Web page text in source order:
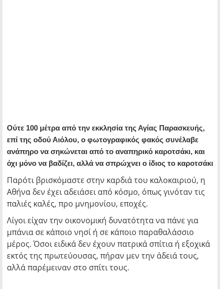
Ούτε 100 μέτρα από την εκκλησία της Αγίας Παρασκευής,
επί της οδού Αιόλου, ο φωτογραφικός φακός συνέλαβε
ανάπηρο να σηκώνεται από το αναπηρικό καροτσάκι, και
όχι μόνο να βαδίζει, αλλά να σπρώχνει ο ίδιος το καροτσάκι
Παρότι βρισκόμαστε στην καρδιά του καλοκαιριού, η
Αθήνα δεν έχει αδειάσει από κόσμο, όπως γινόταν τις
παλιές καλές, προ μνημονίου, εποχές.
Λίγοι είχαν την οικονομική δυνατότητα να πάνε για
μπάνια σε κάποιο νησί ή σε κάποιο παραθαλάσσιο
μέρος. Όσοι ειδικά δεν έχουν πατρικά σπίτια ή εξοχικά
εκτός της πρωτεύουσας, πήραν μεν την άδειά τους,
αλλά παρέμειναν στο σπίτι τους.